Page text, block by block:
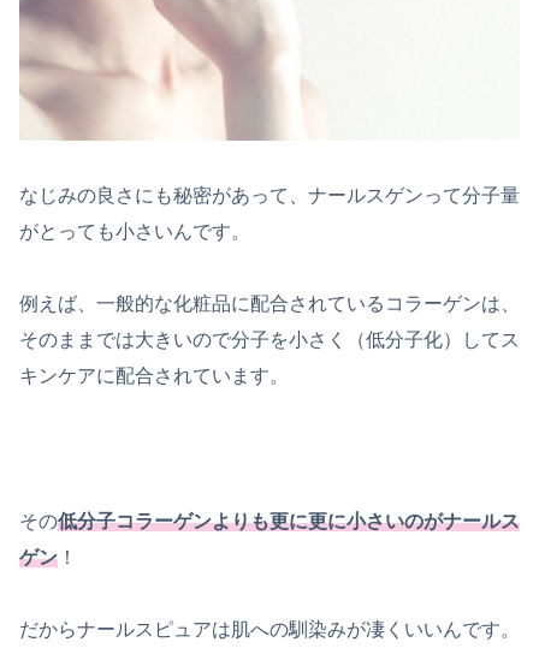
なじみの良さにも秘密があって、ナールスゲンって分子量
がとっても小さいんです。
例えば、一般的な化粧品に配合されているコラーゲンは、
そのままでは大きいので分子を小さく（低分子化）してス
キンケアに配合されています。
その低分子コラーゲンよりも更に更に小さいのがナールス
ゲン ！
だからナールスピュアは肌への馴染みが凄くいいんです。